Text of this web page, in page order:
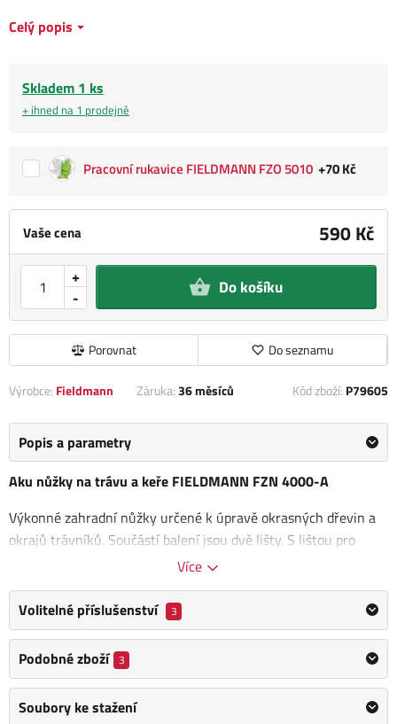
Vaše cena 590 Kč
-
+ Do košíku
Porovnat Do seznamu
Celý popis
Skladem 1 ks
+ ihned na 1 prodejně
Pracovní rukavice FIELDMANN FZO 5010 +70 Kč
Výrobce: Fieldmann Záruka:36 měsíců Kód zboží: P79605
Popis a parametry
Aku nůžky na trávu a keře FIELDMANN FZN 4000-A
Výkonné zahradní nůžky určené k úpravě okrasných dřevin a
okrajů trávníků. Součástí balení jsou dvě lišty. S lištou pro
úpravu okrasných dřevin lezzastřihávat větve až do síly 1 cm
Li-ion baterie 3,6V/1,3Ah umožňuje za standardních
podmínek používat tyto nůžky po dobu 30 min. Akumulátor se
opět zcela dobije za 4h. Samozřejmostí je také
bezpečnostních spínačů,které zamezí případnému úrazu.
Více
Volitelné příslušenství 3
Podobné zboží 3
Soubory ke stažení